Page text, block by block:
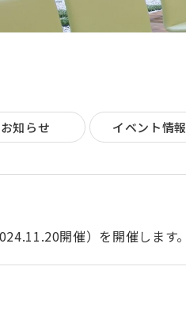
お知らせ イベント情報
開催）を開催します。